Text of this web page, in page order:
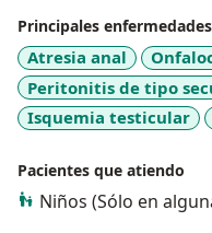
Principales
Atresia anal
Peritonitis de tipo
Isquemia testicular
Pacientes que atiendo
Niños (Sólo en